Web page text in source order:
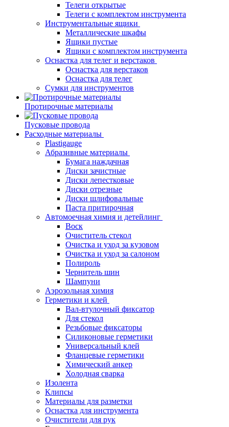
Телеги открытые
Телеги с комплектом инструмента
Инструментальные ящики
Металлические шкафы
Ящики пустые
Ящики с комплектом инструмента
Оснастка для телег и верстаков
Оснастка для верстаков
Оснастка для телег
Сумки для инструментов
Протирочные материалы
Пусковые провода
Расходные материалы
Plastigauge
Абразивные материалы
Бумага наждачная
Диски зачистные
Диски лепестковые
Диски отрезные
Диски шлифовальные
Паста притирочная
Автомоечная химия и детейлинг
Воск
Очиститель стекол
Очистка и уход за кузовом
Очистка и уход за салоном
Полироль
Чернитель шин
Шампуни
Аэрозольная химия
Герметики и клей
Вал-втулочный фиксатор
Для стекол
Резьбовые фиксаторы
Силиконовые герметики
Универсальный клей
Фланцевые герметики
Химический анкер
Холодная сварка
Изолента
Клипсы
Материалы для разметки
Оснастка для инструмента
Очистители для рук